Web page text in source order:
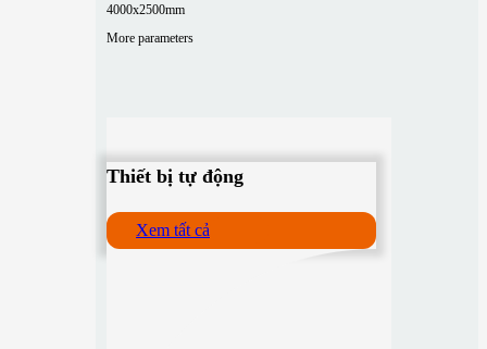
4000x2500mm
More parameters
Thiết bị tự động
Xem tất cả